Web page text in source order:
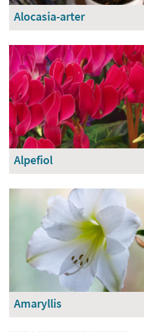
Alocasia-arter
Alpefiol
Amaryllis